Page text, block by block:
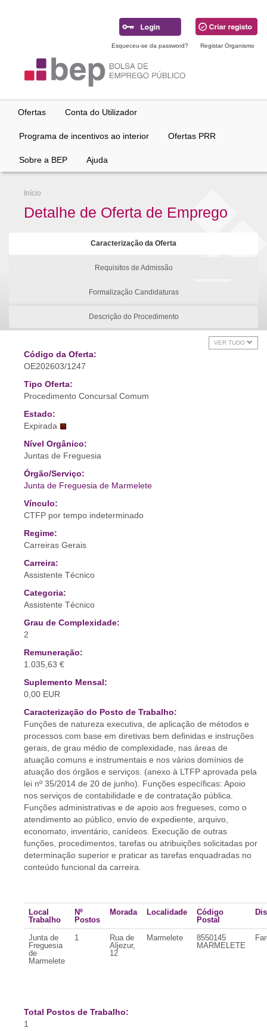
Esqueceu-se da password? Registar Organismo
Ofertas Conta do Utilizador
Programa de incentivos ao interior Ofertas PRR
Sobre a BEP Ajuda
Início
Detalhe de Oferta de Emprego
Caracterização da Oferta
Requisitos de Admissão
Formalização Candidaturas
Descrição do Procedimento
VER TUDO
Código da Oferta:
OE202603/1247
Tipo Oferta:
Procedimento Concursal Comum
Estado:
Expirada
Nível Orgânico:
Juntas de Freguesia
Órgão/Serviço:
Junta de Freguesia de Marmelete
Vínculo:
CTFP por tempo indeterminado
Regime:
Carreiras Gerais
Carreira:
Assistente Técnico
Categoria:
Assistente Técnico
Grau de Complexidade:
2
Remuneração:
1.035,63 €
Suplemento Mensal:
0,00 EUR
Caracterização do Posto de Trabalho:
Funções de natureza executiva, de aplicação de métodos e
processos com base em diretivas bem definidas e instruções
gerais, de grau médio de complexidade, nas áreas de
atuação comuns e instrumentais e nos vários domínios de
atuação dos órgãos e serviços. (anexo à LTFP aprovada pela
lei nº 35/2014 de 20 de junho). Funções específicas: Apoio
nos serviços de contabilidade e de contratação pública.
Funções administrativas e de apoio aos fregueses, como o
atendimento ao público, envio de expediente, arquivo,
economato, inventário, canídeos. Execução de outras
funções, procedimentos, tarefas ou atribuições solicitadas por
determinação superior e praticar as tarefas enquadradas no
conteúdo funcional da carreira.
Local
Trabalho
Nº
Postos
Morada Localidade
Código
Postal
Junta de
Freguesia
de
Marmelete
1
Rua de
Aljezur,
12
Marmelete
8550145
MARMELETE
Total Postos de Trabalho:
1